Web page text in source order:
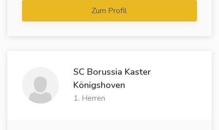
Zum Profil
SC Borussia Kaster
Königshoven
1. Herren